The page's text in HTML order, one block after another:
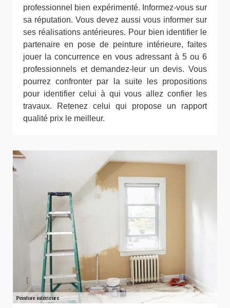
professionnel bien expérimenté. Informez-vous sur
sa réputation. Vous devez aussi vous informer sur
ses réalisations antérieures. Pour bien identifier le
partenaire en pose de peinture intérieure, faites
jouer la concurrence en vous adressant à 5 ou 6
professionnels et demandez-leur un devis. Vous
pourrez confronter par la suite les propositions
pour identifier celui à qui vous allez confier les
travaux. Retenez celui qui propose un rapport
qualité prix le meilleur.